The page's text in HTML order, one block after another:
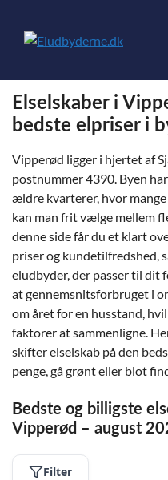
indhold
Elselskaber i
bedste elpriser i
Vipperød ligger i hjertet af
postnummer 4390. Byen
ældre kvarterer, hvor
kan man frit vælge mellem
denne side får du et klart
priser og kundetilfredshed,
eludbyder, der passer til dit
at gennemsnitsforbruget i
om året for en husstand,
faktorer at sammenligne.
skifter elselskab på den
penge, gå grønt eller blot
Bedste og billigste
Vipperød – august
Filter